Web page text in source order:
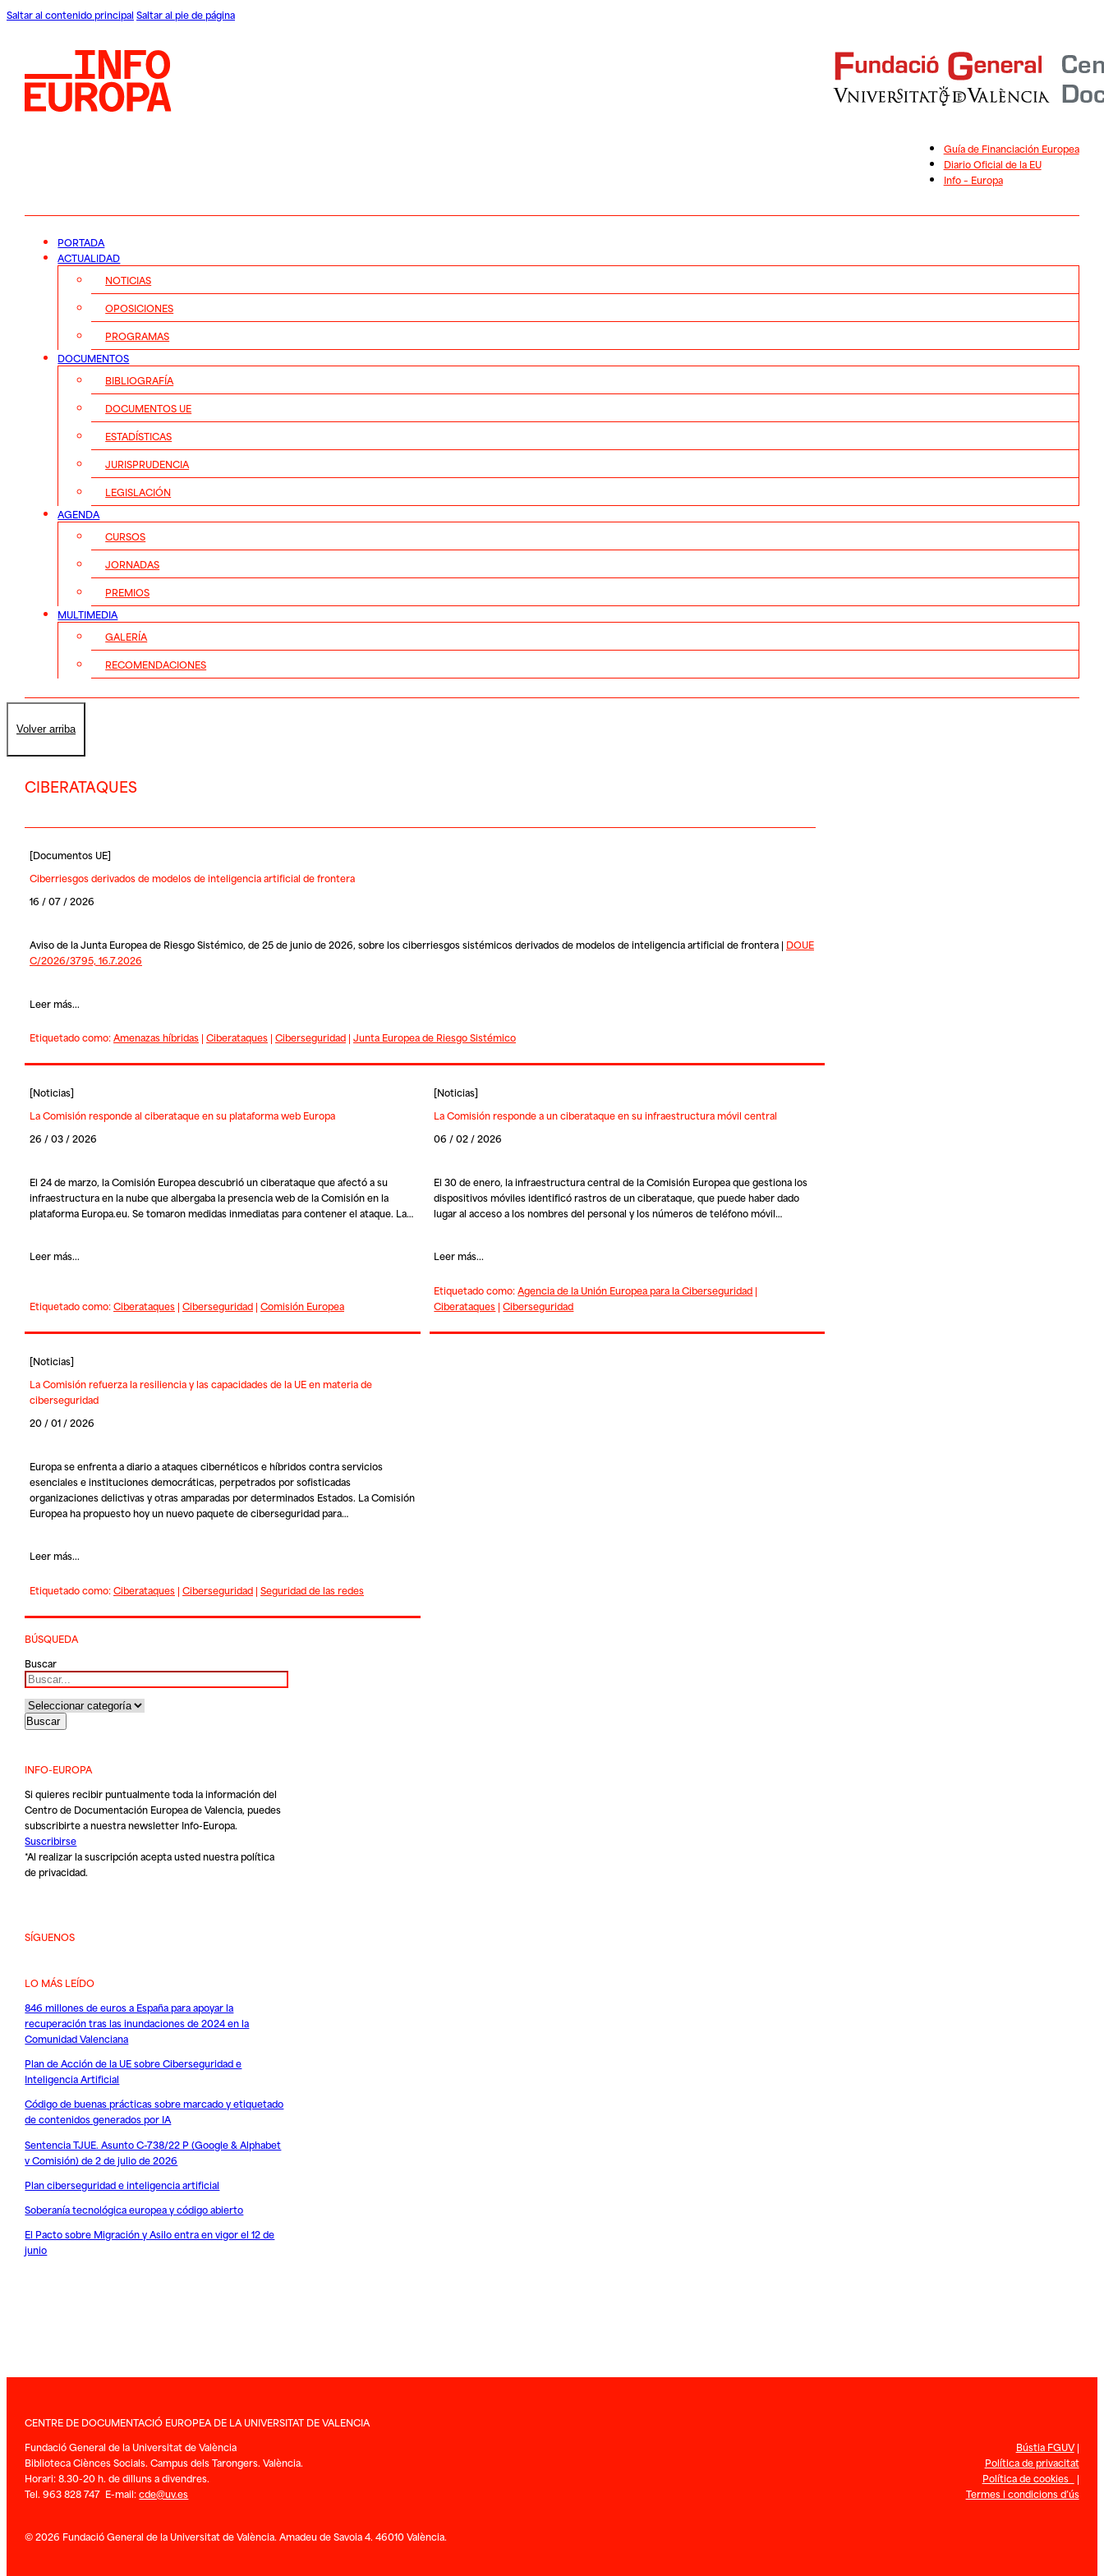
Saltar al contenido principal Saltar al pie de página
Guía de Financiación Europea
Diario Oficial de la EU
Info – Europa
PORTADA
ACTUALIDAD
NOTICIAS
OPOSICIONES
PROGRAMAS
DOCUMENTOS
BIBLIOGRAFÍA
DOCUMENTOS UE
ESTADÍSTICAS
JURISPRUDENCIA
LEGISLACIÓN
AGENDA
CURSOS
JORNADAS
PREMIOS
MULTIMEDIA
GALERÍA
RECOMENDACIONES
Volver arriba
CIBERATAQUES
[Documentos UE]
Ciberriesgos derivados de modelos de inteligencia artificial de frontera
16 / 07 / 2026
Aviso de la Junta Europea de Riesgo Sistémico, de 25 de junio de 2026, sobre los ciberriesgos sistémicos derivados de modelos de inteligencia artificial de frontera | DOUE
C/2026/3795, 16.7.2026
Leer más...
Etiquetado como:Amenazas híbridas| Ciberataques| Ciberseguridad| Junta Europea de Riesgo Sistémico
[Noticias]
La Comisión responde al ciberataque en su plataforma web Europa
26 / 03 / 2026
El 24 de marzo, la Comisión Europea descubrió un ciberataque que afectó a su
infraestructura en la nube que albergaba la presencia web de la Comisión en la
plataforma Europa.eu. Se tomaron medidas inmediatas para contener el ataque. La…
Leer más...
Etiquetado como:Ciberataques| Ciberseguridad| Comisión Europea
[Noticias]
La Comisión responde a un ciberataque en su infraestructura móvil central
06 / 02 / 2026
El 30 de enero, la infraestructura central de la Comisión Europea que gestiona los
dispositivos móviles identificó rastros de un ciberataque, que puede haber dado
lugar al acceso a los nombres del personal y los números de teléfono móvil…
Leer más...
Etiquetado como:Agencia de la Unión Europea para la Ciberseguridad |
Ciberataques |Ciberseguridad
[Noticias]
La Comisión refuerza la resiliencia y las capacidades de la UE en materia de
ciberseguridad
20 / 01 / 2026
Europa se enfrenta a diario a ataques cibernéticos e híbridos contra servicios
esenciales e instituciones democráticas, perpetrados por sofisticadas
organizaciones delictivas y otras amparadas por determinados Estados. La Comisión
Europea ha propuesto hoy un nuevo paquete de ciberseguridad para…
Leer más...
Etiquetado como:Ciberataques| Ciberseguridad| Seguridad de las redes
BÚSQUEDA
Buscar
INFO-EUROPA
Si quieres recibir puntualmente toda la información del
Centro de Documentación Europea de Valencia, puedes
subscribirte a nuestra newsletter Info-Europa.
Suscribirse
*Al realizar la suscripción acepta usted nuestrapolítica
de privacidad.
SÍGUENOS
LO MÁS LEÍDO
846 millones de euros a España para apoyar la
recuperación tras las inundaciones de 2024 en la
Comunidad Valenciana
Plan de Acción de la UE sobre Ciberseguridad e
Inteligencia Artificial
Código de buenas prácticas sobre marcado y etiquetado
de contenidos generados por IA
Sentencia TJUE. Asunto C-738/22 P (Google & Alphabet
v Comisión) de 2 de julio de 2026
Plan ciberseguridad e inteligencia artificial
Soberanía tecnológica europea y código abierto
El Pacto sobre Migración y Asilo entra en vigor el 12 de
junio
CENTRE DE DOCUMENTACIÓ EUROPEA DE LA UNIVERSITAT DE VALENCIA
Fundació General de la Universitat de València
Biblioteca Ciènces Socials. Campus dels Tarongers. València.
Horari: 8.30-20 h. de dilluns a divendres.
Tel. 963 828 747 E-mail:cde@uv.es
Bústia FGUV|
Política de privacitat
Política de cookies |
Termes i condicions d’ús
© 2026 Fundació General de la Universitat de València. Amadeu de Savoia 4. 46010 València.